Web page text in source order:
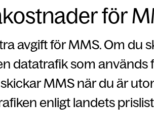
för
avgift för MMS. Om du
datatrafik som används
MMS när du är
enligt landets